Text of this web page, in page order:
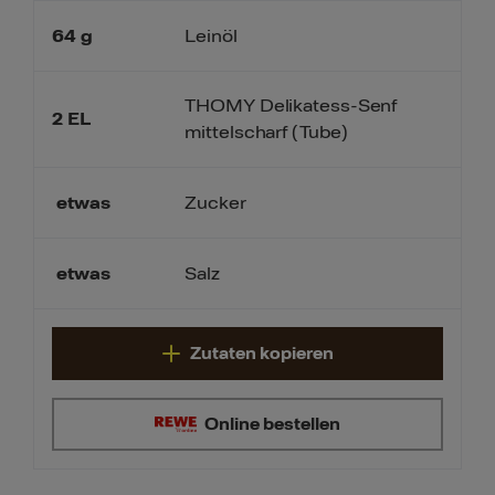
64 g
2 EL
etwas
etwas
Leinöl
THOMY Delikatess-Senf
mittelscharf (Tube)
Zucker
Salz
Online bestellen
Zutaten kopieren